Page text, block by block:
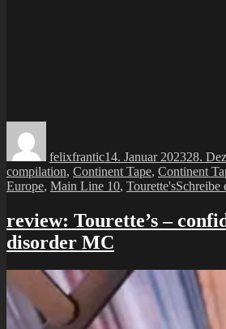
felixfrantic14. Januar 202328.
compilation, Continent Tape, Continent
Europe, Main Line 10, Tourette'sSchreibe
review: Tourette’s –
disorder MC